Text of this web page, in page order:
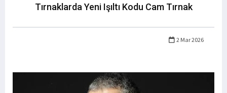
Tırnaklarda Yeni Işıltı Kodu Cam Tırnak
2 Mar 2026